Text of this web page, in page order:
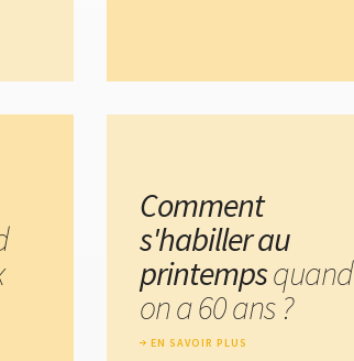
Comment
s'habiller au
printempsquand
on a 60 ans ?
EN SAVOIR PLUS